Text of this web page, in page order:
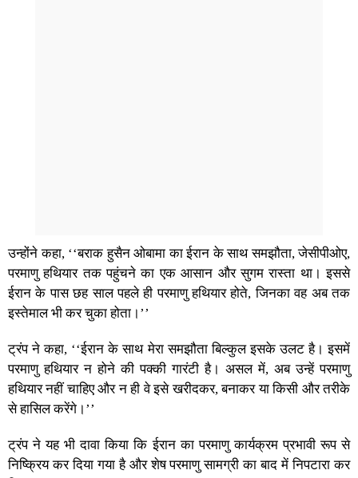
उन्होंने कहा, ‘‘बराक हुसैन ओबामा का ईरान के साथ समझौता, जेसीपीओए,
परमाणु हथियार तक पहुंचने का एक आसान और सुगम रास्ता था। इससे
ईरान के पास छह साल पहले ही परमाणु हथियार होते, जिनका वह अब तक
इस्तेमाल भी कर चुका होता।’’
ट्रंप ने कहा, ‘‘ईरान के साथ मेरा समझौता बिल्कुल इसके उलट है। इसमें
परमाणु हथियार न होने की पक्की गारंटी है। असल में, अब उन्हें परमाणु
हथियार नहीं चाहिए और न ही वे इसे खरीदकर, बनाकर या किसी और तरीके
से हासिल करेंगे।’’
ट्रंप ने यह भी दावा किया कि ईरान का परमाणु कार्यक्रम प्रभावी रूप से
निष्क्रिय कर दिया गया है और शेष परमाणु सामग्री का बाद में निपटारा कर